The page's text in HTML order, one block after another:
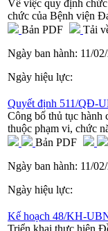
Về việc quy định
chức của Bệnh viện
Bản PDF
Tải
Ngày ban hành: 11/
Ngày hiệu lực:
Quyết định 511/QĐ-
Công bố thủ tục
thuộc phạm vi, chức
Bản PDF
Ngày ban hành: 11/
Ngày hiệu lực:
Kế hoạch 48/KH-